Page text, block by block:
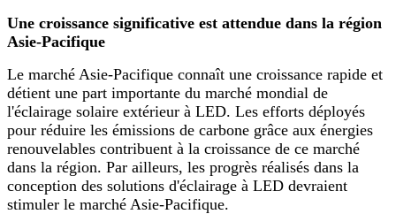
Une croissance significative est attendue dans la région
Asie-Pacifique
Le marché Asie-Pacifique connaît une croissance rapide et
détient une part importante du marché mondial de
l'éclairage solaire extérieur à LED. Les efforts déployés
pour réduire les émissions de carbone grâce aux énergies
renouvelables contribuent à la croissance de ce marché
dans la région. Par ailleurs, les progrès réalisés dans la
conception des solutions d'éclairage à LED devraient
stimuler le marché Asie-Pacifique.